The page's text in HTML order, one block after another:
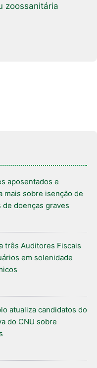
zoossanitária
aposentados e
mais sobre isenção de
de doenças graves
três Auditores Fiscais
em solenidade
atualiza candidatos do
do CNU sobre